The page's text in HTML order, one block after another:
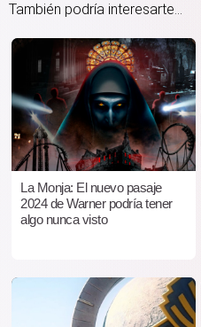
También podría interesarte...
La Monja: El nuevo pasaje
2024 de Warner podría tener
algo nunca visto